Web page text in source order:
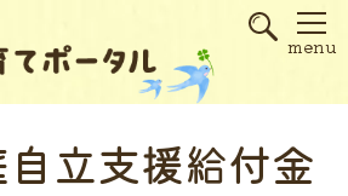
menu
立支援給付金